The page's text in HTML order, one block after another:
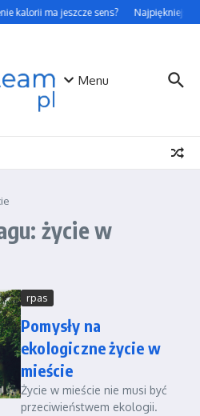
kalorii ma jeszcze sens?
Menu
życie w
rpas
Pomysły na
ekologiczne życie w
mieście
Życie w mieście nie musi być
przeciwieństwem ekologii.